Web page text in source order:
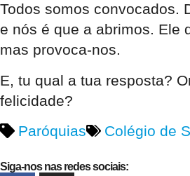
Todos somos convocados.
e nós é que a abrimos. Ele
mas provoca-nos.
E, tu qual a tua resposta?
felicidade?
Paróquias
Colégio de
Siga-nos nas redes sociais: